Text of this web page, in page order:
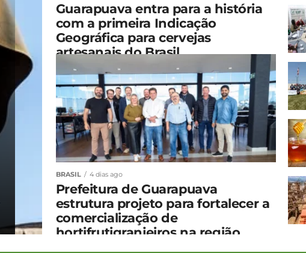
Guarapuava entra para a história
com a primeira Indicação
Geográfica para cervejas
artesanais do Brasil
BRASIL 4 dias ago
Prefeitura de Guarapuava
estrutura projeto para fortalecer a
comercialização de
hortifrutigranjeiros na região